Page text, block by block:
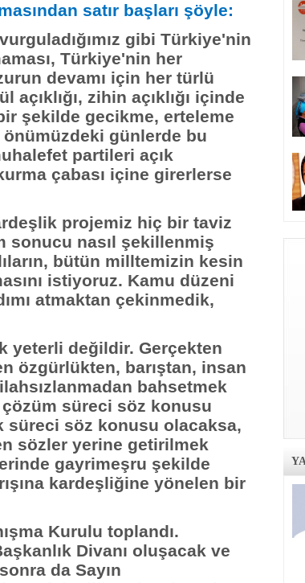
satır başları şöyle:
gibi Türkiye'nin
Türkiye'nin her
devamı için her türlü
açıklığı, zihin açıklığı içinde
şekilde gecikme, erteleme
günlerde bu
partileri açık
çabası içine girerlerse
projemiz hiç bir taviz
sonucu nasıl şekillenmiş
bütün milltemizin kesin
istiyoruz. Kamu düzeni
atmaktan çekinmedik,
yeterli değildir. Gerçekten
özgürlükten, barıştan, insan
bahsetmek
süreci söz konusu
söz konusu olacaksa,
sözler yerine getirilmek
gayrimeşru şekilde
kardeşliğine yönelen bir
Kurulu toplandı.
Divanı oluşacak ve
da Sayın